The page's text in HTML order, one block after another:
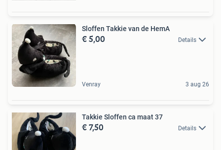
Sloffen Takkie van de HemA
€ 5,00 Details
Venray 3 aug 26
Takkie Sloffen ca maat 37
€ 7,50 Details